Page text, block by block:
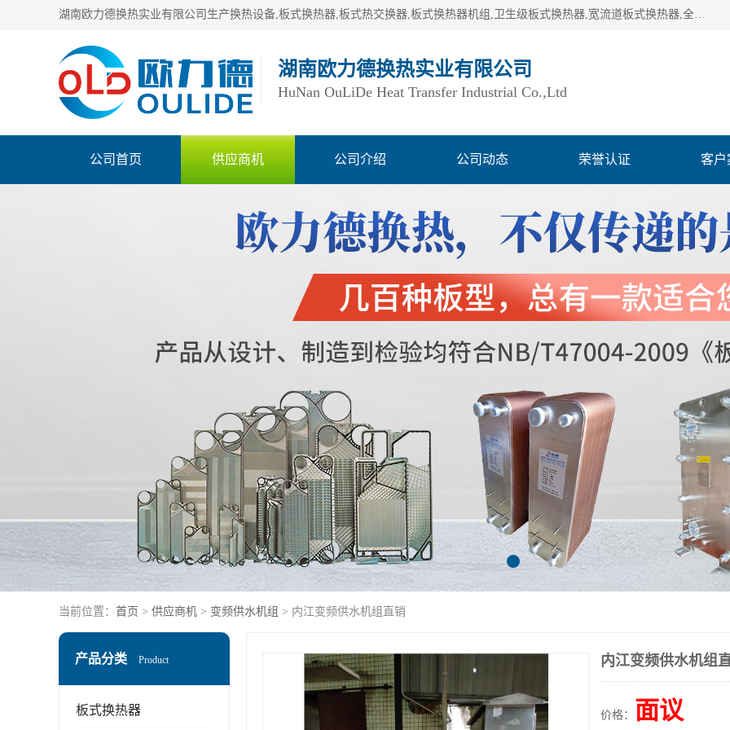
湖南欧力德换热实业有限公司生产换热设备,板式换热器,板式热交换器,板式换热器机组,卫生级板式换热器,宽流道板式换热器,全焊接板式换热器,钎焊板式换热器,钛材板式换热器,容积式换热器,盘管换热,不锈钢水箱,定压补水机组,变频供水机组等,用户覆盖：湖南、湖北、广西、广东、海南、云南、贵州等全国各地。
湖南欧力德换热实业有限公司
HuNan OuLiDe Heat Transfer Industrial Co.,Ltd
公司首页 供应商机 公司介绍 公司动态 荣誉认证 客户
当前位置： 首页 > 供应商机 > 变频供水机组 > 内江变频供水机组直销
产品分类 Product
板式换热器
内江变频供水机组
价格： 面议